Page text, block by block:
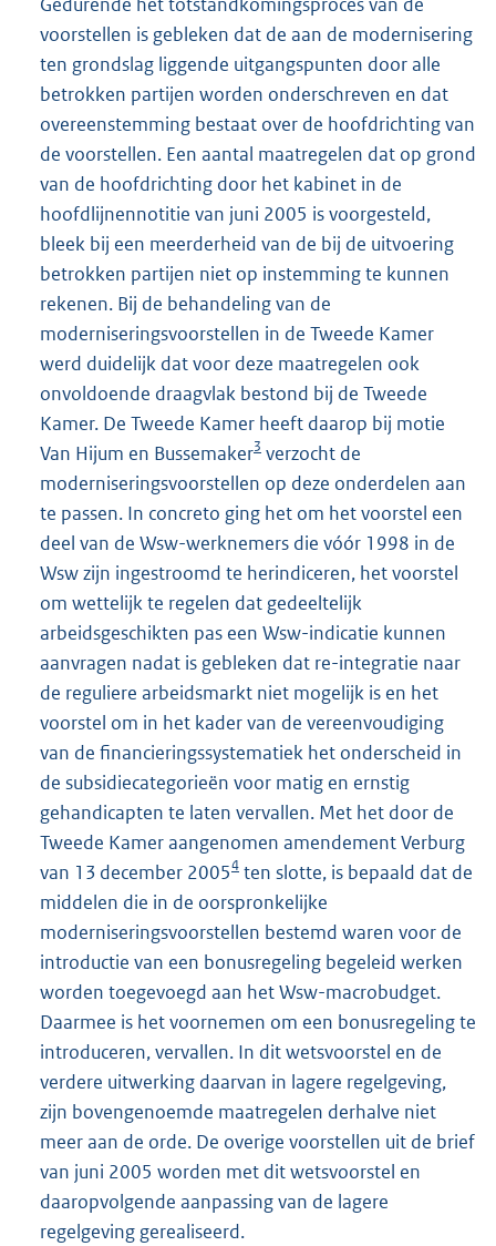
voorstellen is gebleken dat de aan de modernisering
ten grondslag liggende uitgangspunten door alle
betrokken partijen worden onderschreven en dat
overeenstemming bestaat over de hoofdrichting van
de voorstellen. Een aantal maatregelen dat op grond
van de hoofdrichting door het kabinet in de
hoofdlijnennotitie van juni 2005 is voorgesteld,
bleek bij een meerderheid van de bij de uitvoering
betrokken partijen niet op instemming te kunnen
rekenen. Bij de behandeling van de
moderniseringsvoorstellen in de Tweede Kamer
werd duidelijk dat voor deze maatregelen ook
onvoldoende draagvlak bestond bij de Tweede
Kamer. De Tweede Kamer heeft daarop bij motie
Van Hijum en Bussemaker3 verzocht de
moderniseringsvoorstellen op deze onderdelen aan
te passen. In concreto ging het om het voorstel een
deel van de Wsw-werknemers die vóór 1998 in de
Wsw zijn ingestroomd te herindiceren, het voorstel
om wettelijk te regelen dat gedeeltelijk
arbeidsgeschikten pas een Wsw-indicatie kunnen
aanvragen nadat is gebleken dat re-integratie naar
de reguliere arbeidsmarkt niet mogelijk is en het
voorstel om in het kader van de vereenvoudiging
van de financieringssystematiek het onderscheid in
de subsidiecategorieën voor matig en ernstig
gehandicapten te laten vervallen. Met het door de
Tweede Kamer aangenomen amendement Verburg
van 13 december 20054 ten slotte, is bepaald dat de
middelen die in de oorspronkelijke
moderniseringsvoorstellen bestemd waren voor de
introductie van een bonusregeling begeleid werken
worden toegevoegd aan het Wsw-macrobudget.
Daarmee is het voornemen om een bonusregeling te
introduceren, vervallen. In dit wetsvoorstel en de
verdere uitwerking daarvan in lagere regelgeving,
zijn bovengenoemde maatregelen derhalve niet
meer aan de orde. De overige voorstellen uit de brief
van juni 2005 worden met dit wetsvoorstel en
daaropvolgende aanpassing van de lagere
regelgeving gerealiseerd.